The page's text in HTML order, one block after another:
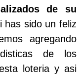
de su
sido un feliz
agregando
de los
loteria y asi